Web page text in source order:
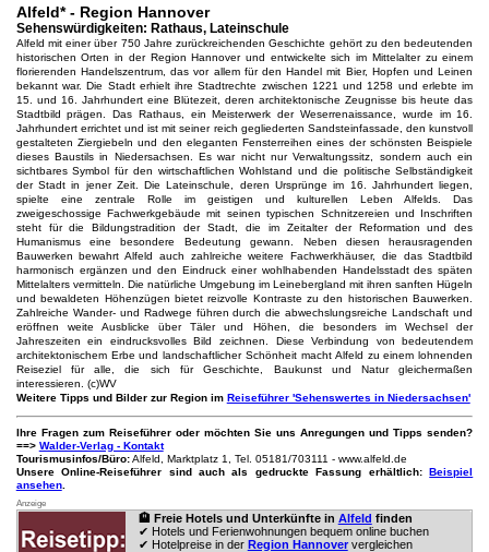
Alfeld* - Region Hannover
Sehenswürdigkeiten: Rathaus, Lateinschule
Alfeld mit einer über 750 Jahre zurückreichenden Geschichte gehört zu den bedeutenden
historischen Orten in der Region Hannover und entwickelte sich im Mittelalter zu einem
florierenden Handelszentrum, das vor allem für den Handel mit Bier, Hopfen und Leinen
bekannt war. Die Stadt erhielt ihre Stadtrechte zwischen 1221 und 1258 und erlebte im
15. und 16. Jahrhundert eine Blütezeit, deren architektonische Zeugnisse bis heute das
Stadtbild prägen. Das Rathaus, ein Meisterwerk der Weserrenaissance, wurde im 16.
Jahrhundert errichtet und ist mit seiner reich gegliederten Sandsteinfassade, den kunstvoll
gestalteten Ziergiebeln und den eleganten Fensterreihen eines der schönsten Beispiele
dieses Baustils in Niedersachsen. Es war nicht nur Verwaltungssitz, sondern auch ein
sichtbares Symbol für den wirtschaftlichen Wohlstand und die politische Selbständigkeit
der Stadt in jener Zeit. Die Lateinschule, deren Ursprünge im 16. Jahrhundert liegen,
spielte eine zentrale Rolle im geistigen und kulturellen Leben Alfelds. Das
zweigeschossige Fachwerkgebäude mit seinen typischen Schnitzereien und Inschriften
steht für die Bildungstradition der Stadt, die im Zeitalter der Reformation und des
Humanismus eine besondere Bedeutung gewann. Neben diesen herausragenden
Bauwerken bewahrt Alfeld auch zahlreiche weitere Fachwerkhäuser, die das Stadtbild
harmonisch ergänzen und den Eindruck einer wohlhabenden Handelsstadt des späten
Mittelalters vermitteln. Die natürliche Umgebung im Leinebergland mit ihren sanften Hügeln
und bewaldeten Höhenzügen bietet reizvolle Kontraste zu den historischen Bauwerken.
Zahlreiche Wander- und Radwege führen durch die abwechslungsreiche Landschaft und
eröffnen weite Ausblicke über Täler und Höhen, die besonders im Wechsel der
Jahreszeiten ein eindrucksvolles Bild zeichnen. Diese Verbindung von bedeutendem
architektonischem Erbe und landschaftlicher Schönheit macht Alfeld zu einem lohnenden
Reiseziel für alle, die sich für Geschichte, Baukunst und Natur gleichermaßen
interessieren. (c)WV
Weitere Tipps und Bilder zur Region im Reiseführer 'Sehenswertes in Niedersachsen'
Ihre Fragen zum Reiseführer oder möchten Sie uns Anregungen und Tipps senden?
==> Walder-Verlag - Kontakt
Tourismusinfos/Büro:Alfeld, Marktplatz 1, Tel. 05181/703111 - www.alfeld.de
Unsere Online-Reiseführer sind auch als gedruckte Fassung erhältlich:Beispiel
ansehen.
Anzeige
🏨 Freie Hotels und Unterkünfte in Alfeld finden
✔ Hotels und Ferienwohnungen bequem online buchen
✔ Hotelpreise in der Region Hannoververgleichen